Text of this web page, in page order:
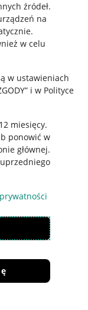
źródeł.
na
.
w celu
w ustawieniach
i w Polityce
miesięcy.
ponowić w
głównej.
regulaminu